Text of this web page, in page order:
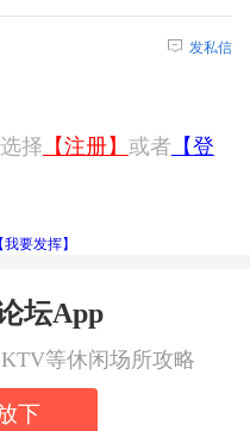
发私信
择 【注册】 或者 【登
【我要发挥】
坛App
等休闲场所攻略
下